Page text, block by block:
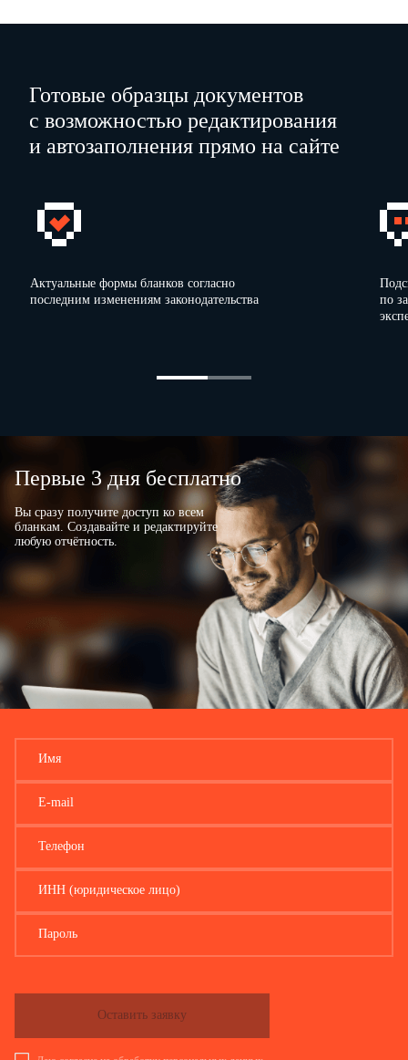
Готовые образцы документов
с возможностью редактирования
и автозаполнения прямо на сайте
Актуальные формы бланков согласно
последним изменениям законодательства
по
Первые 3 дня бесплатно
Вы сразу получите доступ ко всем
бланкам. Создавайте и редактируйте
любую отчётность.
Имя
E-mail
Телефон
ИНН (юридическое лицо)
Пароль
Оставить заявку